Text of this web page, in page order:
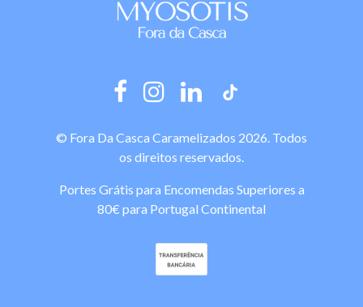
© Fora Da Casca Caramelizados 2026. Todos
os direitos reservados.
Portes Grátis para Encomendas Superiores a
80€ para Portugal Continental